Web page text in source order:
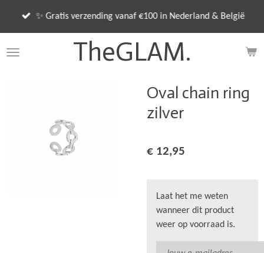
de
TheGLAM.
✨ Gratis verzending vanaf €100 in Nederland & België
Oval chain ring
zilver
€ 12,95
Laat het me weten
wanneer dit product
weer op voorraad is.